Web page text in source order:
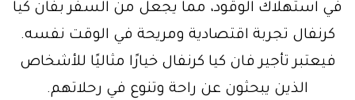
في استهلاك الوقود، مما يجعل من السفر بفان كيا
كرنفال تجربة اقتصادية ومريحة في الوقت نفسه.
فيعتبر تأجير فان كيا كرنفال خيارًا مثاليًا للأشخاص
الذين يبحثون عن راحة وتنوع في رحلاتهم.